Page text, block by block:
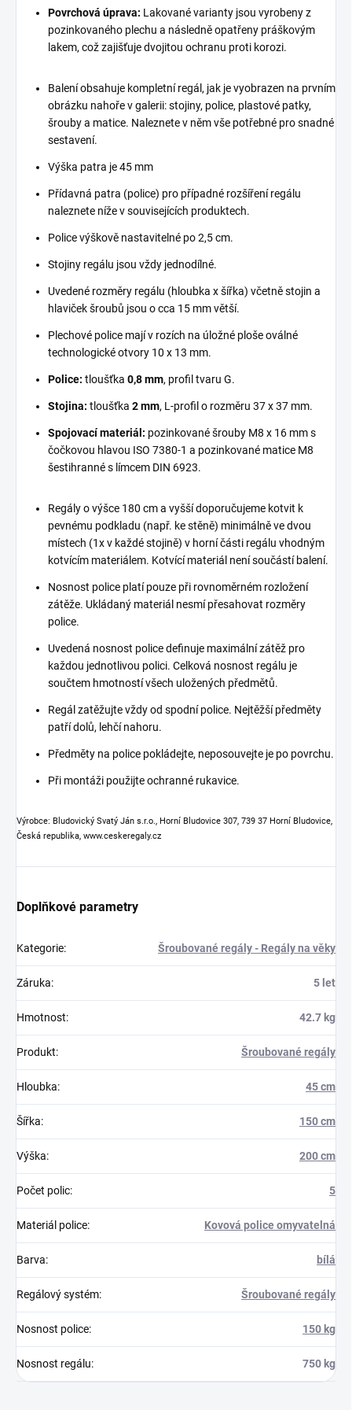
Povrchová úprava: Lakované varianty jsou vyrobeny z
pozinkovaného plechu a následně opatřeny práškovým
lakem, což zajišťuje dvojitou ochranu proti korozi.
Balení obsahuje kompletní regál, jak je vyobrazen na prvním
obrázku nahoře v galerii: stojiny, police, plastové patky,
šrouby a matice. Naleznete v něm vše potřebné pro snadné
sestavení.
Výška patra je 45 mm
Přídavná patra (police) pro případné rozšíření regálu
naleznete níže v souvisejících produktech.
Police výškově nastavitelné po 2,5 cm.
Stojiny regálu jsou vždy jednodílné.
Uvedené rozměry regálu (hloubka x šířka) včetně stojin a
hlaviček šroubů jsou o cca 15 mm větší.
Plechové police mají v rozích na úložné ploše oválné
technologické otvory 10 x 13 mm.
Police: tloušťka 0,8 mm, profil tvaru G.
Stojina: tloušťka 2 mm, L-profil o rozměru 37 x 37 mm.
Spojovací materiál: pozinkované šrouby M8 x 16 mm s
čočkovou hlavou ISO 7380-1 a pozinkované matice M8
šestihranné s límcem DIN 6923.
Regály o výšce 180 cm a vyšší doporučujeme kotvit k
pevnému podkladu (např. ke stěně) minimálně ve dvou
místech (1x v každé stojině) v horní části regálu vhodným
kotvícím materiálem. Kotvící materiál není součástí balení.
Nosnost police platí pouze při rovnoměrném rozložení
zátěže. Ukládaný materiál nesmí přesahovat rozměry
police.
Uvedená nosnost police definuje maximální zátěž pro
každou jednotlivou polici. Celková nosnost regálu je
součtem hmotností všech uložených předmětů.
Regál zatěžujte vždy od spodní police. Nejtěžší předměty
patří dolů, lehčí nahoru.
Předměty na police pokládejte, neposouvejte je po povrchu.
Při montáži použijte ochranné rukavice.
Výrobce: Bludovický Svatý Ján s.r.o., Horní Bludovice 307, 739 37 Horní Bludovice,
Česká republika, www.ceskeregaly.cz
Doplňkové parametry
Kategorie: Šroubované regály - Regály na věky
Záruka: 5 let
Hmotnost: 42.7 kg
Produkt: Šroubované regály
Hloubka: 45 cm
Šířka: 150 cm
Výška: 200 cm
Počet polic: 5
Materiál police: Kovová police omyvatelná
Barva: bílá
Regálový systém: Šroubované regály
Nosnost police: 150 kg
Nosnost regálu: 750 kg